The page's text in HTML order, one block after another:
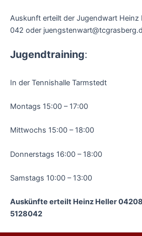
Auskunft erteilt der Jugendwart Heinz
042 oder
Jugendtraining:
In der Tennishalle Tarmstedt
Montags 15:00 – 17:00
Mittwochs 15:00 – 18:00
Donnerstags 16:00 – 18:00
Samstags 10:00 – 13:00
Auskünfte erteilt Heinz Heller
5128042